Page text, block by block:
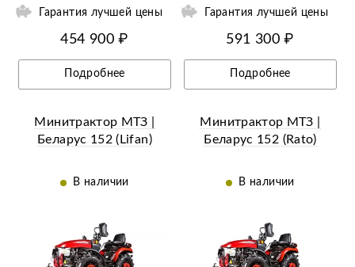
Гарантия лучшей цены
454 900 ₽
Подробнее
Гарантия лучшей цены
591 300 ₽
Подробнее
Минитрактор МТЗ |
Беларус 152 (Lifan)
В наличии
Минитрактор МТЗ |
Беларус 152 (Rato)
В наличии
Ещё 11 фотографий